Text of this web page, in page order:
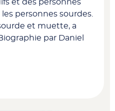
et des personnes
personnes sourdes.
et muette, a
par Daniel